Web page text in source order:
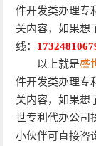
件开发类办理专
关内容，如果想
线：
以上就是盛
件开发类办理专
关内容，如果想
世专利代办公司
小伙伴可直接咨